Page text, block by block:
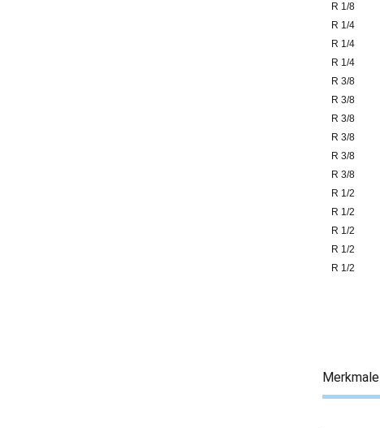
R 1/8
R 1/4
R 1/4
R 1/4
R 3/8
R 3/8
R 3/8
R 3/8
R 3/8
R 3/8
R 1/2
R 1/2
R 1/2
R 1/2
R 1/2
Merkmale